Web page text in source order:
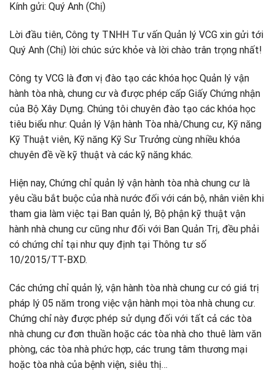
Kính gửi: Quý Anh (Chị)
Lời đầu tiên, Công ty TNHH Tư vấn Quản lý VCG xin gửi tới
Quý Anh (Chị) lời chúc sức khỏe và lời chào trân trọng nhất!
Công ty VCG là đơn vị đào tạo các khóa học Quản lý vận
hành tòa nhà, chung cư và được phép cấp Giấy Chứng nhận
của Bộ Xây Dựng. Chúng tôi chuyên đào tạo các khóa học
tiêu biểu như: Quản lý Vận hành Tòa nhà/Chung cư, Kỹ năng
Kỹ Thuật viên, Kỹ năng Kỹ Sư Trưởng cùng nhiều khóa
chuyên đề về kỹ thuật và các kỹ năng khác.
Hiện nay, Chứng chỉ quản lý vận hành tòa nhà chung cư là
yêu cầu bắt buộc của nhà nước đối với cán bộ, nhân viên khi
tham gia làm việc tại Ban quản lý, Bộ phận kỹ thuật vận
hành nhà chung cư cũng như đối với Ban Quản Trị, đều phải
có chứng chỉ tại như quy định tại Thông tư số
10/2015/TT-BXD.
Các chứng chỉ quản lý, vận hành tòa nhà chung cư có giá trị
pháp lý 05 năm trong việc vận hành mọi tòa nhà chung cư.
Chứng chỉ này được phép sử dụng đối với tất cả các tòa
nhà chung cư đơn thuần hoặc các tòa nhà cho thuê làm văn
phòng, các tòa nhà phức hợp, các trung tâm thương mại
hoặc tòa nhà của bệnh viện, siêu thị…